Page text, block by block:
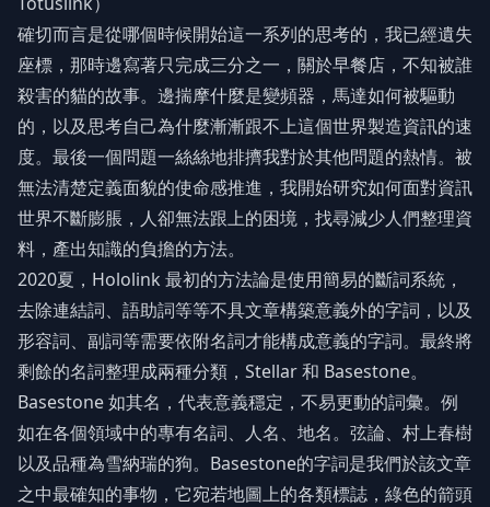
確切而言是從哪個時候開始這一系列的思考的，我已經遺失
座標，那時邊寫著只完成三分之一，關於早餐店，不知被誰
殺害的貓的故事。邊揣摩什麼是變頻器，馬達如何被驅動
的，以及思考自己為什麼漸漸跟不上這個世界製造資訊的速
度。最後一個問題一絲絲地排擠我對於其他問題的熱情。被
無法清楚定義面貌的使命感推進，我開始研究如何面對資訊
世界不斷膨脹，人卻無法跟上的困境，找尋減少人們整理資
料，產出知識的負擔的方法。
2020夏，Hololink 最初的方法論是使用簡易的斷詞系統，
去除連結詞、語助詞等等不具文章構築意義外的字詞，以及
形容詞、副詞等需要依附名詞才能構成意義的字詞。最終將
剩餘的名詞整理成兩種分類，Stellar 和 Basestone。
Basestone 如其名，代表意義穩定，不易更動的詞彙。例
如在各個領域中的專有名詞、人名、地名。弦論、村上春樹
以及品種為雪納瑞的狗。Basestone的字詞是我們於該文章
之中最確知的事物，它宛若地圖上的各類標誌，綠色的箭頭